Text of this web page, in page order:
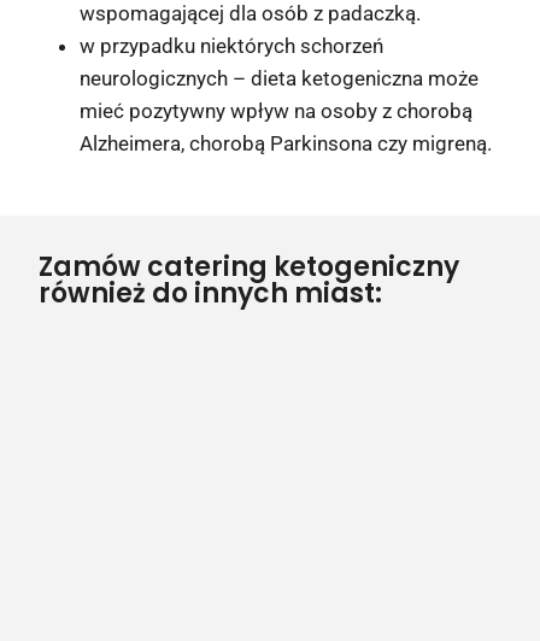
wspomagającej dla osób z padaczką.
w przypadku niektórych schorzeń
neurologicznych – dieta ketogeniczna może
mieć pozytywny wpływ na osoby z chorobą
Alzheimera, chorobą Parkinsona czy migreną.
Zamów catering ketogeniczny
również do innych miast: